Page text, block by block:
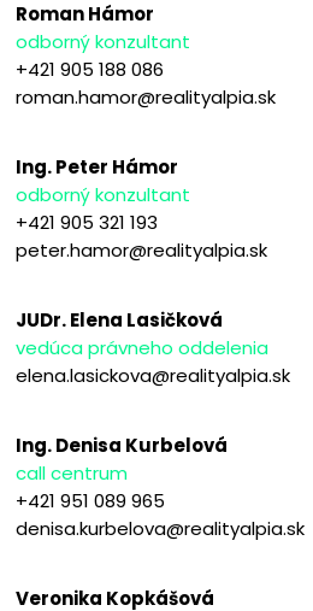
Roman Hámor
odborný konzultant
+421 905 188 086
roman.hamor@realityalpia.sk
Ing. Peter Hámor
odborný konzultant
+421 905 321 193
peter.hamor@realityalpia.sk
JUDr. Elena Lasičková
vedúca právneho oddelenia
elena.lasickova@realityalpia.sk
Ing. Denisa Kurbelová
call centrum
+421 951 089 965
denisa.kurbelova@realityalpia.sk
Veronika Kopkášová